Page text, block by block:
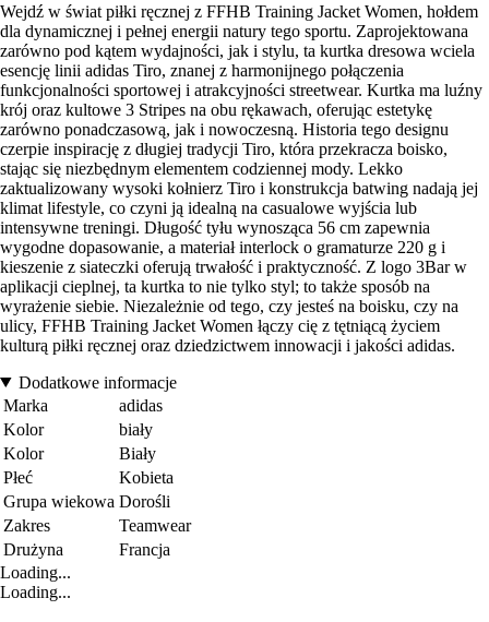
Wejdź w świat piłki ręcznej z FFHB Training Jacket Women, hołdem
dla dynamicznej i pełnej energii natury tego sportu. Zaprojektowana
zarówno pod kątem wydajności, jak i stylu, ta kurtka dresowa wciela
esencję linii adidas Tiro, znanej z harmonijnego połączenia
funkcjonalności sportowej i atrakcyjności streetwear. Kurtka ma luźny
krój oraz kultowe 3 Stripes na obu rękawach, oferując estetykę
zarówno ponadczasową, jak i nowoczesną. Historia tego designu
czerpie inspirację z długiej tradycji Tiro, która przekracza boisko,
stając się niezbędnym elementem codziennej mody. Lekko
zaktualizowany wysoki kołnierz Tiro i konstrukcja batwing nadają jej
klimat lifestyle, co czyni ją idealną na casualowe wyjścia lub
intensywne treningi. Długość tyłu wynosząca 56 cm zapewnia
wygodne dopasowanie, a materiał interlock o gramaturze 220 g i
kieszenie z siateczki oferują trwałość i praktyczność. Z logo 3Bar w
aplikacji cieplnej, ta kurtka to nie tylko styl; to także sposób na
wyrażenie siebie. Niezależnie od tego, czy jesteś na boisku, czy na
ulicy, FFHB Training Jacket Women łączy cię z tętniącą życiem
kulturą piłki ręcznej oraz dziedzictwem innowacji i jakości adidas.
Dodatkowe informacje
Marka
adidas
Kolor
biały
Kolor
Biały
Płeć
Kobieta
Grupa wiekowa Dorośli
Zakres
Teamwear
Drużyna
Francja
Loading...
Loading...